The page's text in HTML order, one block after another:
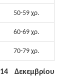
50-59 χρ.
60-69 χρ.
70-79 χρ.
14 Δεκεμβρίου